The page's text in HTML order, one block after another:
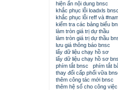
hiện ẩn nội dung bnsc
khắc phục lỗi loadxls bnsc
khắc phục lỗi reff và
kiểm tra các bảng biểu
làm tròn giá trị dự thầu
làm tròn giá trị dự thầu
lưu giá thông báo bnsc
lấy dữ liệu chạy hồ sơ
lấy dữ liệu chạy hồ sơ
phím tắt bnsc
phím tắt
thay đổi cấp phối vữa
thêm công tác mới bnsc
thêm hệ số cho công